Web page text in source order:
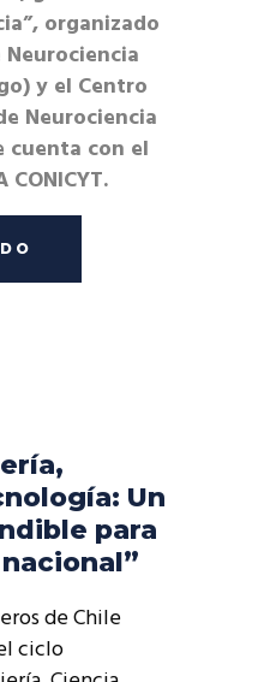
organizado
y el Centro
Neurociencia
cuenta con el
CONICYT.
Un
para
de Chile
ciclo